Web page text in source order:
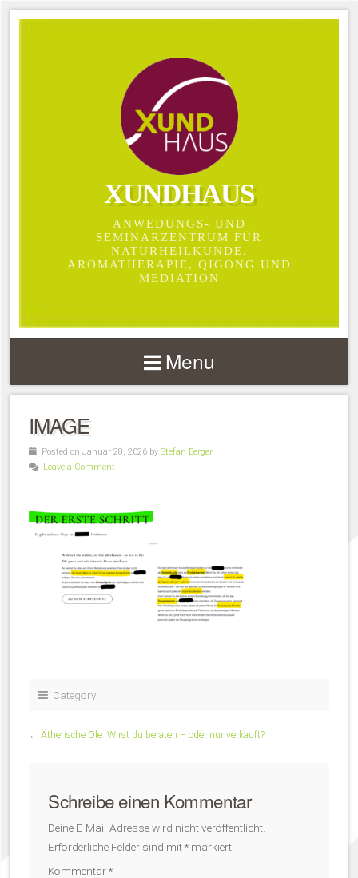
XUNDHAUS
ANWEDUNGS- UND
SEMINARZENTRUM FÜR
NATURHEILKUNDE,
AROMATHERAPIE, QIGONG UND
MEDIATION
Menu
IMAGE
Posted on Januar 28, 2026 by Stefan Berger
Leave a Comment
Category:
← Ätherische Öle: Wirst du beraten – oder nur verkauft?
Schreibe einen Kommentar
Deine E-Mail-Adresse wird nicht veröffentlicht.
Erforderliche Felder sind mit* markiert
Kommentar*